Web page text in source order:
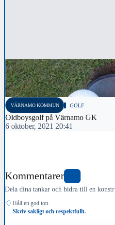
VÄRNAMO KOMMUN GOLF
Oldboysgolf på Värnamo GK
6 oktober, 2021 20:41
Kommentarer
Dela dina tankar och bidra till en
♢ Håll en god ton.
Skriv sakligt och respektfullt.